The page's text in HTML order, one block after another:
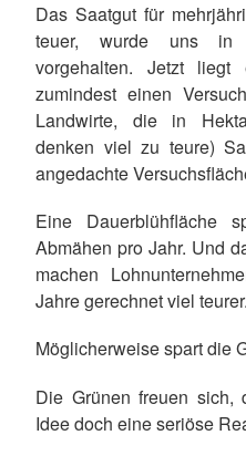
Das Saatgut für
teuer, wurde uns in
vorgehalten. Jetzt
zumindest einen
Landwirte, die in
denken viel zu teure)
angedachte
Eine Dauerblühfläche
Abmähen pro Jahr. Und
machen
Jahre gerechnet viel teurer.
Möglicherweise spart die
Die Grünen freuen sich,
Idee doch eine seriöse